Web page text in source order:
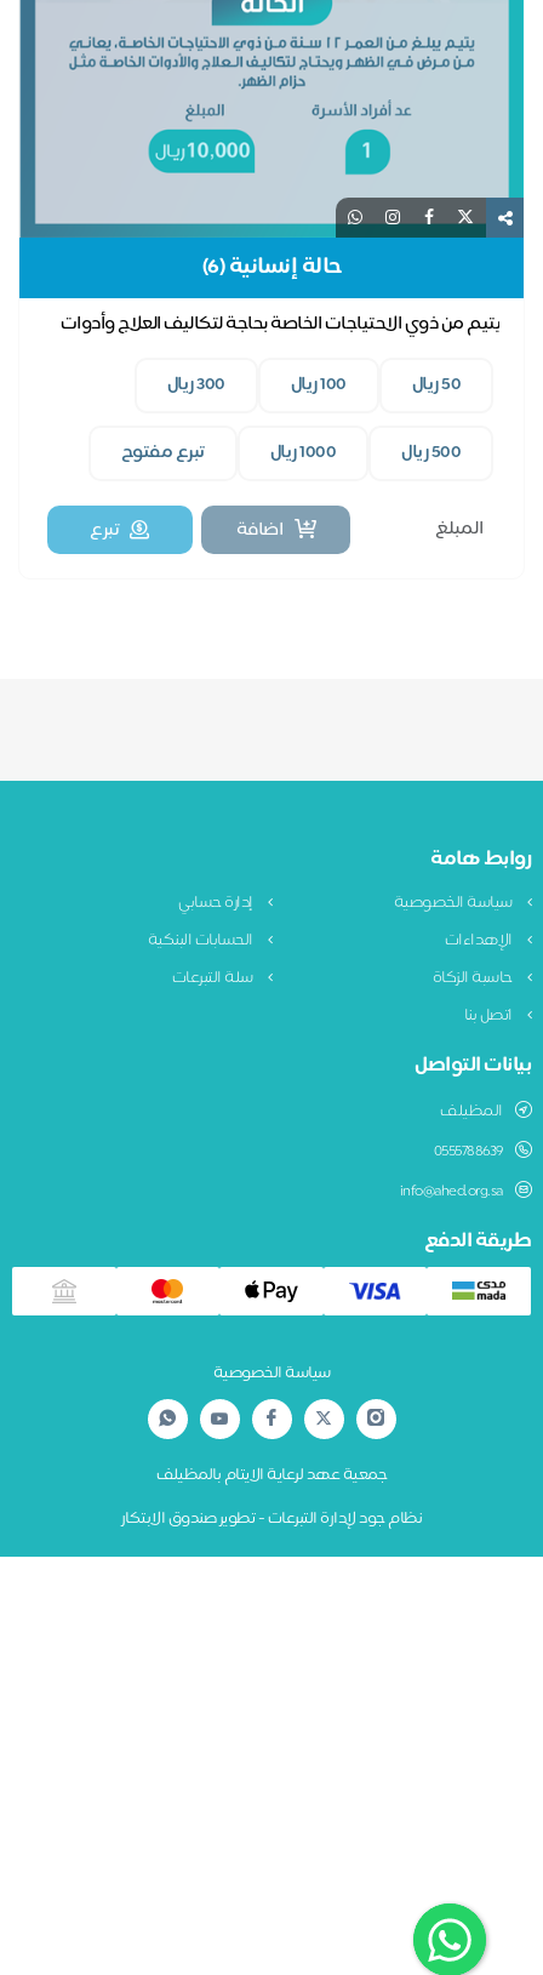
حالة إنسانية (6)
يتيم من ذوي الاحتياجات الخاصة بحاجة لتكاليف العلاج وأدوات
1000 ريال تبرع مفتوح
اضافة تبرع
هامة
الخصوصية
إدارة حسابي
الحسابات البنكية
الزكاة
سلة التبرعات
بنا
التواصل
المظيلف
0555788639
info@ahed.org.sa
الدفع
سياسة الخصوصية
جمعية عهد لرعاية الايتام بالمظيلف
نظام جود لإدارة التبرعات - تطوير صندوق الابتكار